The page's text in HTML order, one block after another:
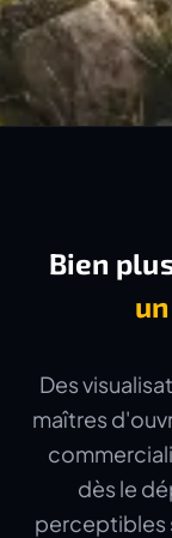
Bien
Des
maîtres
dès le
perceptibles